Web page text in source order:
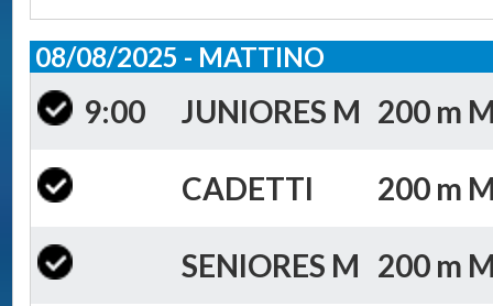
08/08/2025 - MATTINO
9:00 JUNIORES M 200 m
CADETTI 200 m
SENIORES M 200 m